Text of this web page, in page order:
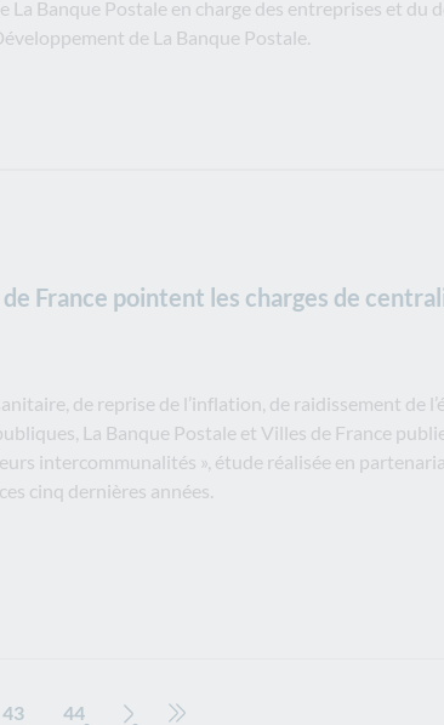
La Banque Postale en charge des entreprises et du
de La Banque Postale.
France pointent les charges de
de reprise de l’inflation, de raidissement de
La Banque Postale et Villes de France
intercommunalités », étude réalisée en
cinq dernières années.
43
44